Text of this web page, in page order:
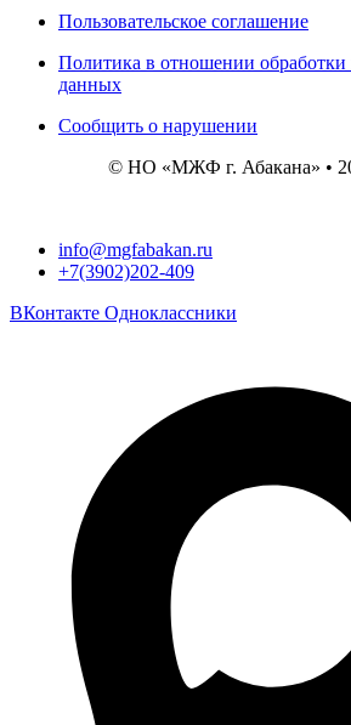
Пользовательское соглашение
Политика в отношении обработки
данных
Сообщить о нарушении
© НО «МЖФ г. Абакана» •
info@mgfabakan.ru
+7(3902)202-409
ВКонтакте Одноклассники